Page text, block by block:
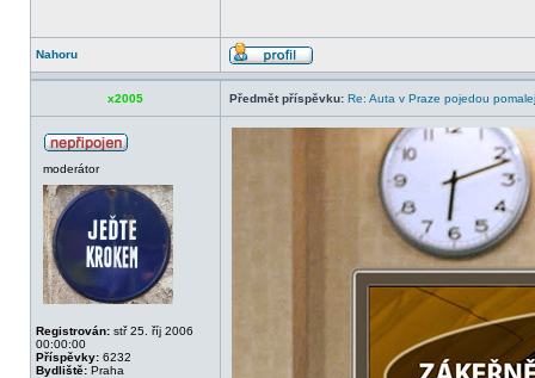
Nahoru
x2005 Předmět příspěvku: Re: Auta v Praze pojedou
moderátor
Registrován: stř 25. říj 2006
00:00:00
Příspěvky: 6232
Bydliště: Praha